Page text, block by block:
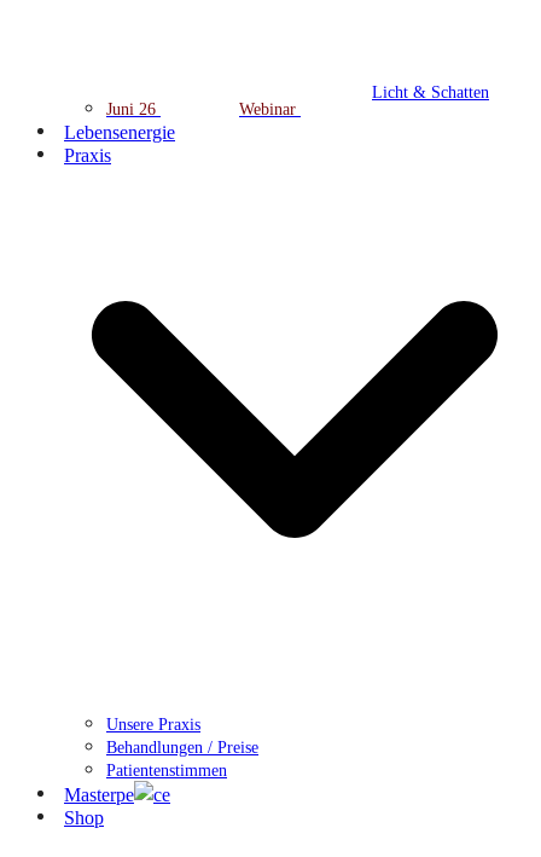
Juni 26 Webinar
Licht & Schatten
Lebensenergie
Praxis
Unsere Praxis
Behandlungen / Preise
Patientenstimmen
Masterpe
ce
Shop